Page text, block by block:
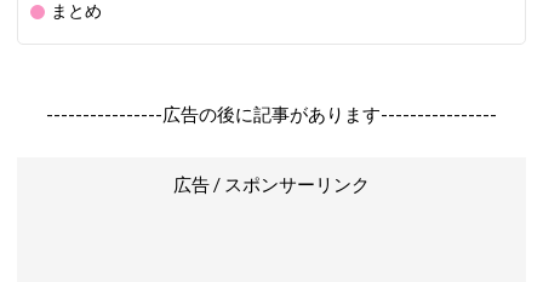
まとめ
----------------広告の後に記事があります----------------
広告 / スポンサーリンク